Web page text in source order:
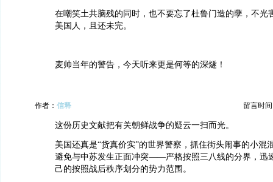
在嘲笑土共脑残的同时，也不要忘了杜鲁门造的孽，不光
美国人，且还未完。
麦帅当年的警告，今天听来更是何等的深燧！
作者： 信释 留言时间
这份历史文献把有关朝鲜战争的疑云一扫而光。
美国还真是“货真价实”的世界警察，抓住街头闹事的小混
避免与中苏发生正面冲突——严格按照三八线的分界，迅
己的按照战后秩序划分的势力范围。